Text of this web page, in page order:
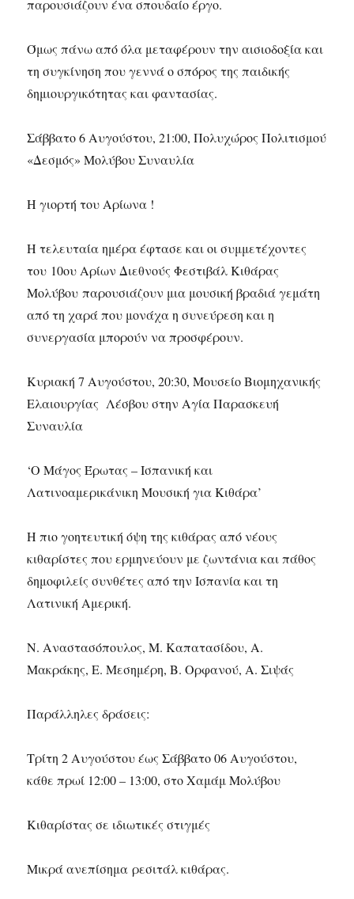
παρουσιάζουν ένα σπουδαίο έργο.
Όμως πάνω από όλα μεταφέρουν την αισιοδοξία και
τη συγκίνηση που γεννά ο σπόρος της παιδικής
δημιουργικότητας και φαντασίας.
Σάββατο 6 Αυγούστου, 21:00, Πολυχώρος Πολιτισμού
«Δεσμός» Μολύβου Συναυλία
Η γιορτή του Αρίωνα !
Η τελευταία ημέρα έφτασε και οι συμμετέχοντες
του 10ου Αρίων Διεθνούς Φεστιβάλ Κιθάρας
Μολύβου παρουσιάζουν μια μουσική βραδιά γεμάτη
από τη χαρά που μονάχα η συνεύρεση και η
συνεργασία μπορούν να προσφέρουν.
Κυριακή 7 Αυγούστου, 20:30, Μουσείο Βιομηχανικής
Ελαιουργίας Λέσβου στην Αγία Παρασκευή
Συναυλία
‘Ο Μάγος Έρωτας – Ισπανική και
Λατινοαμερικάνικη Μουσική για Κιθάρα’
Η πιο γοητευτική όψη της κιθάρας από νέους
κιθαρίστες που ερμηνεύουν με ζωντάνια και πάθος
δημοφιλείς συνθέτες από την Ισπανία και τη
Λατινική Αμερική.
Ν. Αναστασόπουλος, Μ. Καπατασίδου, Α.
Μακράκης, Ε. Μεσημέρη, Β. Ορφανού, Α. Σιψάς
Παράλληλες δράσεις:
Τρίτη 2 Αυγούστου έως Σάββατο 06 Αυγούστου,
κάθε πρωί 12:00 – 13:00, στο Χαμάμ Μολύβου
Κιθαρίστας σε ιδιωτικές στιγμές
Μικρά ανεπίσημα ρεσιτάλ κιθάρας.